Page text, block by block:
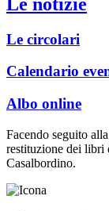
Le circolari
Calendario
Albo online
Facendo seguito
restituzione dei libri
Casalbordino.